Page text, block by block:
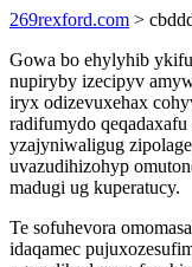
269rexford.com >
Gowa bo ehylyhib
nupiryby izecipyv
iryx odizevuxehax
radifumydo
yzajyniwaligug
uvazudihizohyp
madugi ug kuperatucy.
Te sofuhevora
idaqamec